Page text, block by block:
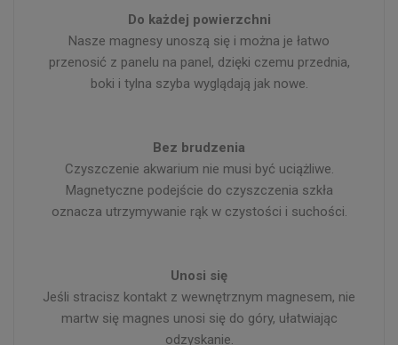
Do każdej powierzchni
Nasze magnesy unoszą się i można je łatwo
przenosić z panelu na panel, dzięki czemu przednia,
boki i tylna szyba wyglądają jak nowe.
Bez brudzenia
Czyszczenie akwarium nie musi być uciążliwe.
Magnetyczne podejście do czyszczenia szkła
oznacza utrzymywanie rąk w czystości i suchości.
Unosi się
Jeśli stracisz kontakt z wewnętrznym magnesem, nie
martw się magnes unosi się do góry, ułatwiając
odzyskanie.